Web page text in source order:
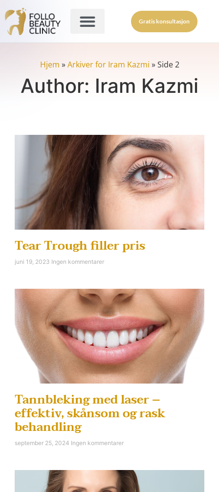
Gratis konsultasjon
Hjem »Arkiver for Iram Kazmi »Side 2
Author: Iram Kazmi
Tear Trough filler pris
juni 19, 2023 Ingen kommentarer
Tannbleking med laser –
effektiv, skånsom og rask
behandling
september 25, 2024 Ingen kommentarer